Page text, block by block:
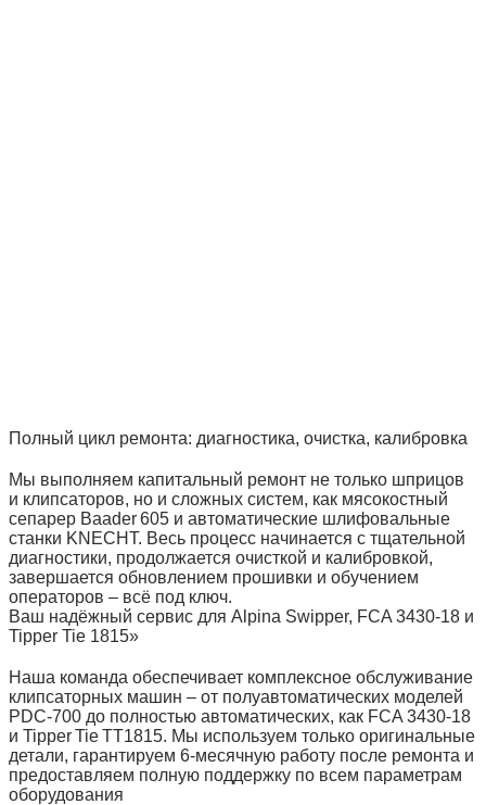
Полный цикл ремонта: диагностика, очистка, калибровка
Мы выполняем капитальный ремонт не только шприцов
и клипсаторов, но и сложных систем, как мясокостный
сепарер Baader 605 и автоматические шлифовальные
станки KNECHT. Весь процесс начинается с тщательной
диагностики, продолжается очисткой и калибровкой,
завершается обновлением прошивки и обучением
операторов – всё под ключ.
Ваш надёжный сервис для Alpina Swipper, FCA 3430‑18 и
Tipper Tie 1815»
Наша команда обеспечивает комплексное обслуживание
клипсаторных машин – от полуавтоматических моделей
PDC‑700 до полностью автоматических, как FCA 3430‑18
и Tipper Tie TT1815. Мы используем только оригинальные
детали, гарантируем 6‑месячную работу после ремонта и
предоставляем полную поддержку по всем параметрам
оборудования